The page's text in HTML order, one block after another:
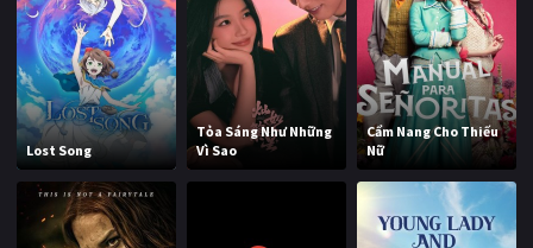
Lost Song
Tỏa Sáng Như Những
Vì Sao
Cẩm Nang Cho Thiếu
Nữ